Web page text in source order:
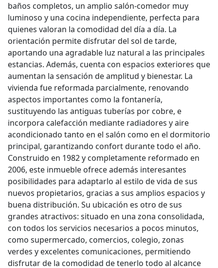
baños completos, un amplio salón-comedor muy
luminoso y una cocina independiente, perfecta para
quienes valoran la comodidad del día a día. La
orientación permite disfrutar del sol de tarde,
aportando una agradable luz natural a las principales
estancias. Además, cuenta con espacios exteriores que
aumentan la sensación de amplitud y bienestar. La
vivienda fue reformada parcialmente, renovando
aspectos importantes como la fontanería,
sustituyendo las antiguas tuberías por cobre, e
incorpora calefacción mediante radiadores y aire
acondicionado tanto en el salón como en el dormitorio
principal, garantizando confort durante todo el año.
Construido en 1982 y completamente reformado en
2006, este inmueble ofrece además interesantes
posibilidades para adaptarlo al estilo de vida de sus
nuevos propietarios, gracias a sus amplios espacios y
buena distribución. Su ubicación es otro de sus
grandes atractivos: situado en una zona consolidada,
con todos los servicios necesarios a pocos minutos,
como supermercado, comercios, colegio, zonas
verdes y excelentes comunicaciones, permitiendo
disfrutar de la comodidad de tenerlo todo al alcance